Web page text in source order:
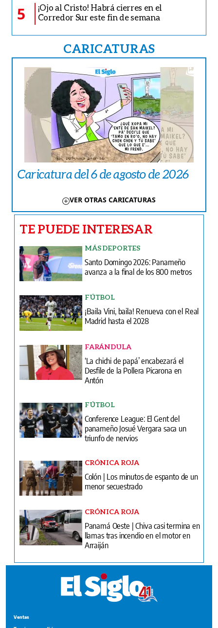
5
¡Ojo al Cristo! Habrá cierres en el
Corredor Sur este fin de semana
CARICATURAS
Caricatura del 6 de agosto de 2026
VER OTRAS CARICATURAS
TE PUEDE INTERESAR
MÁS DEPORTES
Santo Domingo 2026: Panameño
avanza a la final de los 800 metros
FÚTBOL
¡Baila Vini, baila! Renueva con el Real
Madrid hasta el 2028
FARÁNDULA
‘La chichi de papá’ encabezará el
Desfile de la Pollera Picarona en
Antón
FÚTBOL
Conference League: El Gent del
panameño Josué Vergara saca un
triunfo de nervios
CRÓNICA ROJA
Colón | Los minutos de espanto de un
menor secuestrado
CRÓNICA ROJA
Panamá Oeste | Chiva casi termina en
llamas tras incendio en el motor en
Arraiján
Ventas